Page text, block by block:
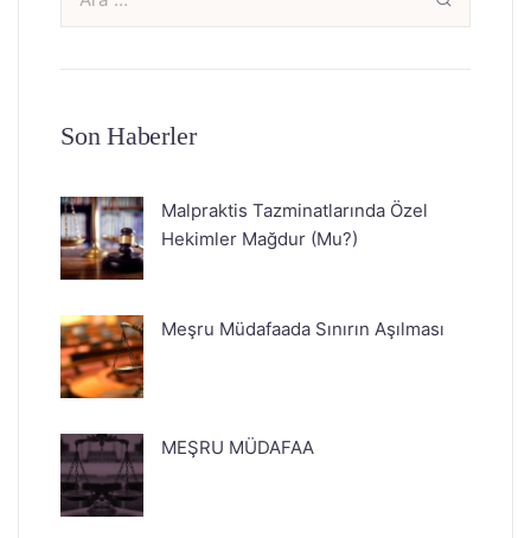
Son Haberler
Malpraktis Tazminatlarında Özel
Hekimler Mağdur (Mu?)
Meşru Müdafaada Sınırın Aşılması
MEŞRU MÜDAFAA